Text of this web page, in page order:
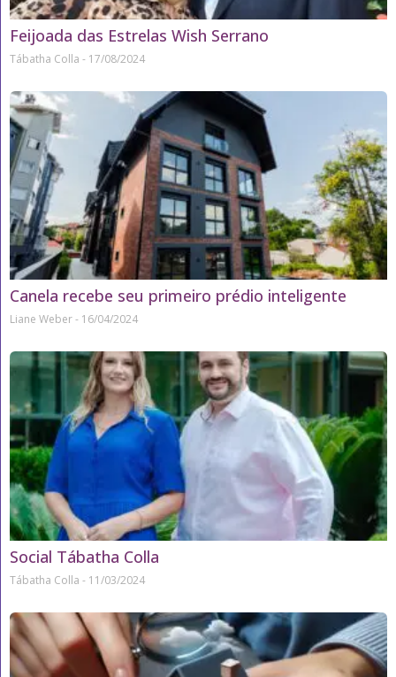
Feijoada das Estrelas Wish Serrano
Tábatha Colla 17/08/2024
Canela recebe seu primeiro prédio inteligente
Liane Weber 16/04/2024
Social Tábatha Colla
Tábatha Colla 11/03/2024